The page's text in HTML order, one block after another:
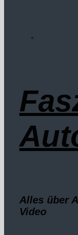
Alles über
Video